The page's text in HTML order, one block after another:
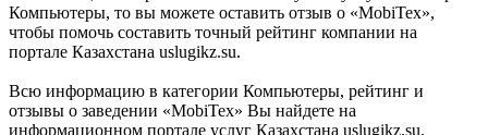
Компьютеры, то вы можете оставить отзыв о «MobiTex»,
чтобы помочь составить точный рейтинг компании на
портале Казахстана uslugikz.su.
Всю информацию в категории Компьютеры, рейтинг и
отзывы о заведении «MobiTex» Вы найдете на
информационном портале услуг Казахстана uslugikz.su.